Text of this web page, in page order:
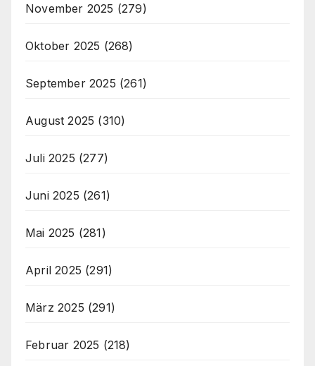
November 2025 (279)
Oktober 2025 (268)
September 2025 (261)
August 2025 (310)
Juli 2025 (277)
Juni 2025 (261)
Mai 2025 (281)
April 2025 (291)
März 2025 (291)
Februar 2025 (218)